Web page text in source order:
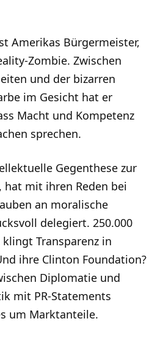
Amerikas Bürgermeister,
Zombie. Zwischen
und der bizarren
im Gesicht hat er
Macht und Kompetenz
sprechen.
Gegenthese zur
mit ihren Reden bei
an moralische
delegiert. 250.000
Transparenz in
ihre Clinton Foundation?
Diplomatie und
mit PR-Statements
um Marktanteile.